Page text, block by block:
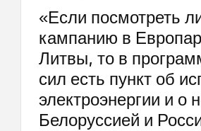
«Если посмотреть
кампанию в
Литвы, то в
сил есть пункт об
электроэнергии и о
Белоруссией и